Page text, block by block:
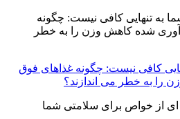
کافی نیست: چگونه غذاهای فوق
را به خطر می اندازند؟